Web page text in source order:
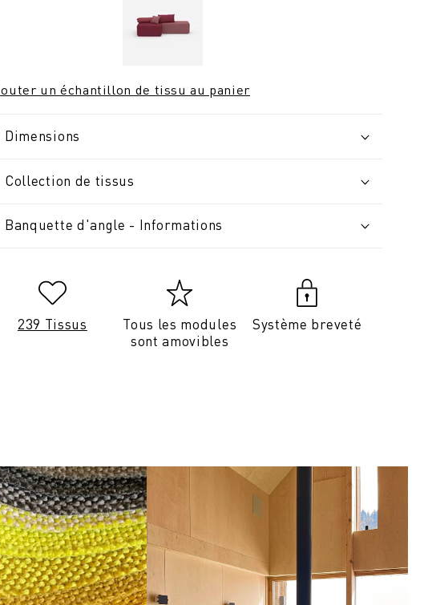
un échantillon de tissu au panier
Dimensions
Collection de tissus
Banquette d'angle - Informations
239 Tissus
Tous les modules
sont amovibles
Système breveté